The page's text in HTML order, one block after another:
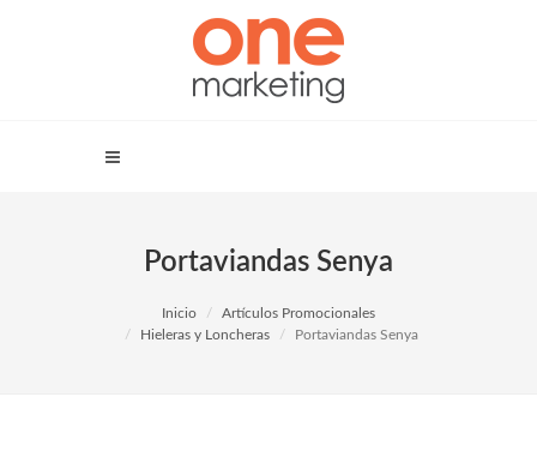
Portaviandas Senya
Inicio
Artículos Promocionales
Hieleras y Loncheras
Portaviandas Senya